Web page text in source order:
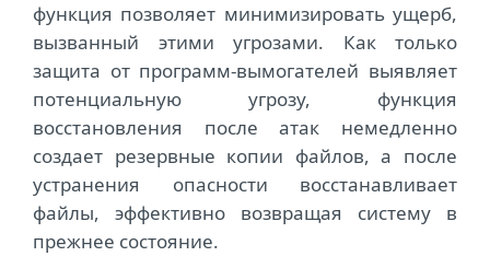
функция позволяет минимизировать ущерб,
вызванный этими угрозами. Как только
защита от программ-вымогателей выявляет
потенциальную угрозу, функция
восстановления после атак немедленно
создает резервные копии файлов, а после
устранения опасности восстанавливает
файлы, эффективно возвращая систему в
прежнее состояние.